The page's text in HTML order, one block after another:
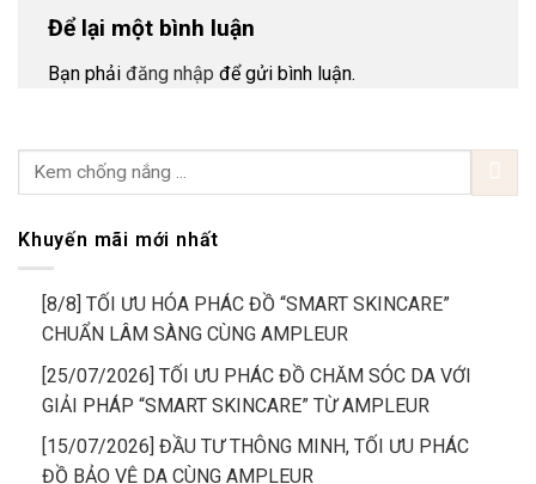
Để lại một bình luận
Bạn phải đăng nhập để gửi bình luận.
Khuyến mãi mới nhất
[8/8] TỐI ƯU HÓA PHÁC ĐỒ “SMART SKINCARE”
CHUẨN LÂM SÀNG CÙNG AMPLEUR
[25/07/2026] TỐI ƯU PHÁC ĐỒ CHĂM SÓC DA VỚI
GIẢI PHÁP “SMART SKINCARE” TỪ AMPLEUR
[15/07/2026] ĐẦU TƯ THÔNG MINH, TỐI ƯU PHÁC
ĐỒ BẢO VỆ DA CÙNG AMPLEUR